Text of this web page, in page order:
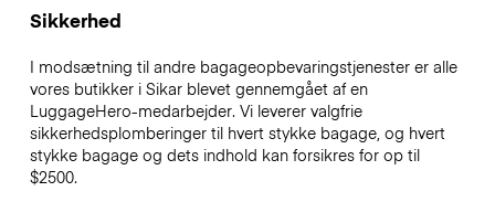
Sikkerhed
I modsætning til andre bagageopbevaringstjenesterer alle
vores butikker i Sikarblevet gennemgået af en
LuggageHero-medarbejder. Vi leverer valgfrie
sikkerhedsplomberinger til hvert stykke bagage, og hvert
stykke bagage og dets indhold kan forsikres for op til
$2500.